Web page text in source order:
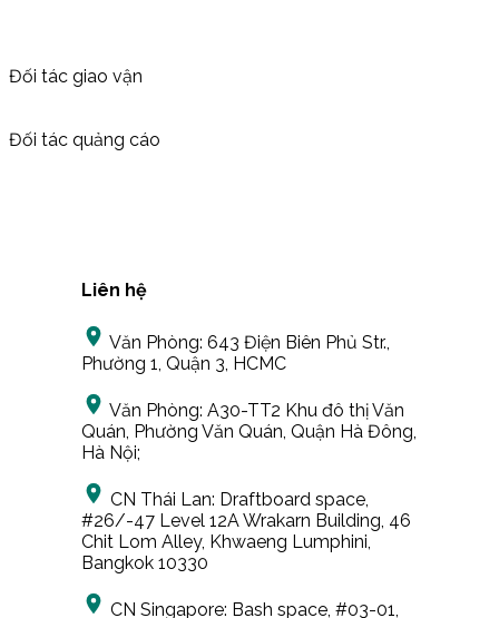
Đối tác giao vận
Đối tác quảng cáo
Liên hệ
Văn Phòng: 643 Điện Biên Phủ Str.,
Phường 1, Quận 3, HCMC
Văn Phòng: A30-TT2 Khu đô thị Văn
Quán, Phường Văn Quán, Quận Hà Đông,
Hà Nội;
CN Thái Lan: Draftboard space,
#26/-47 Level 12A Wrakarn Building, 46
Chit Lom Alley, Khwaeng Lumphini,
Bangkok 10330
CN Singapore: Bash space, #03-01,